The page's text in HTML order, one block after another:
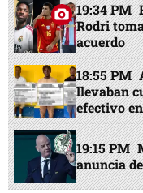
19:34 PM
Rodri
acuerdo
18:55 PM
llevaban
efectivo
19:15 PM
anuncia